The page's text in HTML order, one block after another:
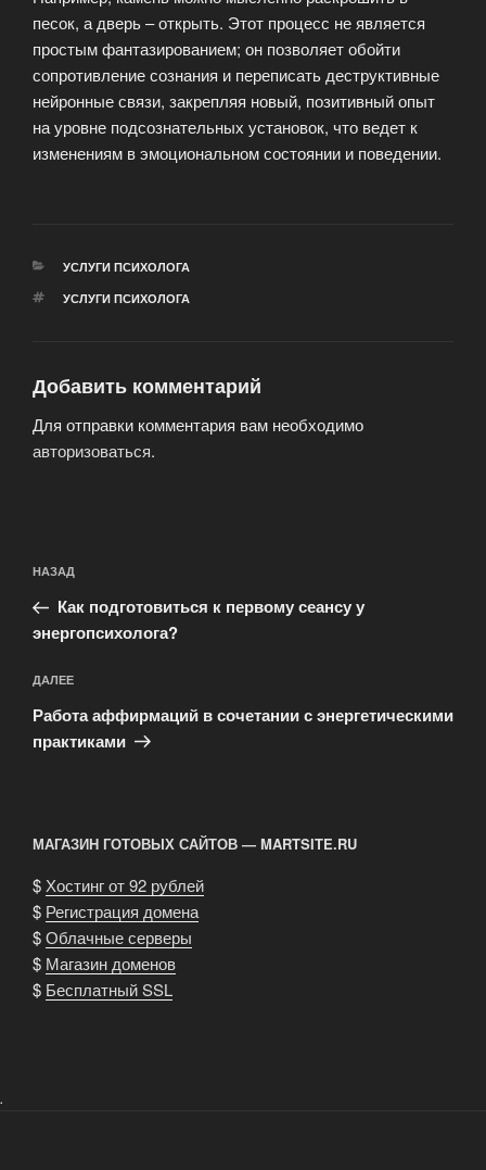
песок, а дверь – открыть. Этот процесс не является
простым фантазированием; он позволяет обойти
сопротивление сознания и переписать деструктивные
нейронные связи, закрепляя новый, позитивный опыт
на уровне подсознательных установок, что ведет к
изменениям в эмоциональном состоянии и поведении.
РУБРИКИ
УСЛУГИ ПСИХОЛОГА
МЕТКИ
УСЛУГИ ПСИХОЛОГА
Добавить комментарий
Для отправки комментария вам необходимо
авторизоваться.
по
записям
Предыдущая
запись:
НАЗАД
Как подготовиться к первому сеансу у
энергопсихолога?
Следующая
запись
ДАЛЕЕ
Работа аффирмаций в сочетании с энергетическими
практиками
МАГАЗИН ГОТОВЫХ САЙТОВ — MARTSITE.RU
$Хостинг от 92 рублей
$ Регистрация домена
$Облачные серверы
$ Магазин доменов
$ Бесплатный SSL
.